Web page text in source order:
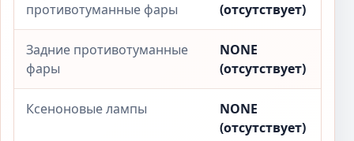
противотуманные фары
(отсутствует)
Задние противотуманные
фары
NONE
(отсутствует)
Ксеноновые лампы
NONE
(отсутствует)